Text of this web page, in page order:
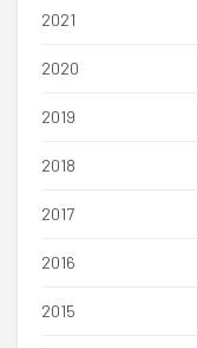
2021
2020
2019
2018
2017
2016
2015